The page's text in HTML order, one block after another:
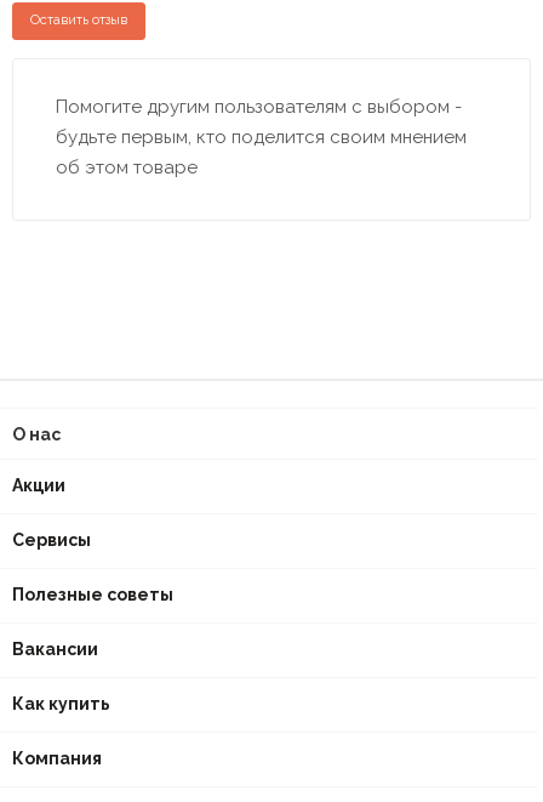
Оставить отзыв
Помогите другим пользователям с выбором -
будьте первым, кто поделится своим мнением
об этом товаре
О нас
Акции
Сервисы
Полезные советы
Вакансии
Как купить
Компания